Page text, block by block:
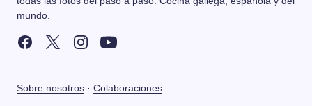
mundo.
Sobre nosotros · Colaboraciones